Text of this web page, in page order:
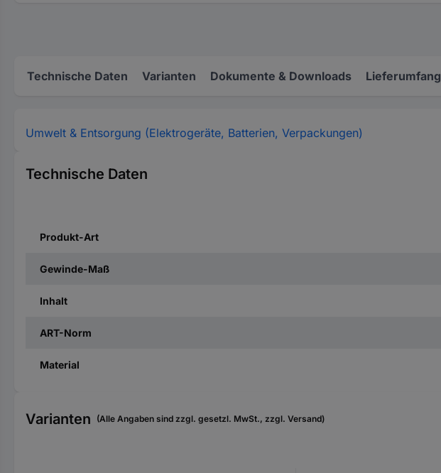
Technische Daten Varianten Dokumente & Downloads Lieferumfang
Umwelt & Entsorgung (Elektrogeräte, Batterien, Verpackungen)
Technische Daten
Produkt-Art
Gewinde-Maß
Inhalt
ART-Norm
Material
Varianten (Alle Angaben sind zzgl. gesetzl. MwSt., zzgl. Versand)